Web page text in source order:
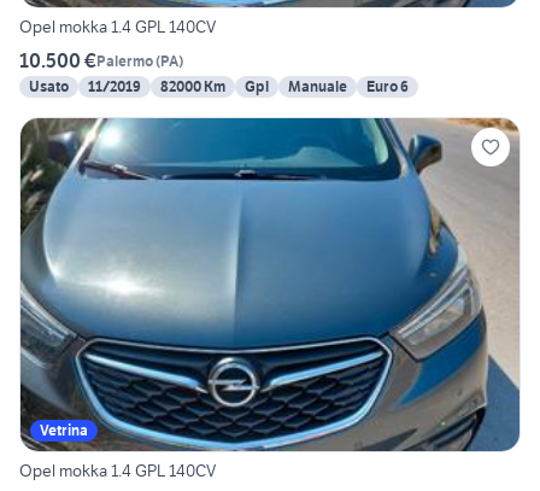
Opel mokka 1.4 GPL 140CV
10.500 €Palermo(PA)
Usato
11/2019 82000 Km Gpl Manuale Euro 6
Vetrina
Opel mokka 1.4 GPL 140CV